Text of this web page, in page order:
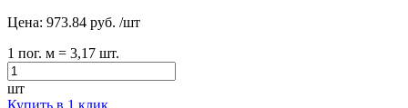
Цена: 973.84 руб. /шт
1 пог. м = 3,17 шт.
шт
Купить в 1 клик